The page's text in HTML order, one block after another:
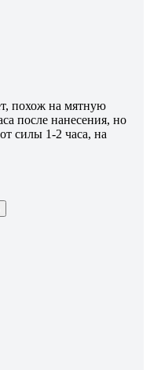
похож на мятную
после нанесения, но
силы 1-2 часа, на